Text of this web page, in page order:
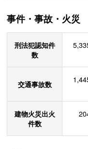
事件・事故・火災
刑法犯認知件
数
交通事故数
建物火災出火
件数